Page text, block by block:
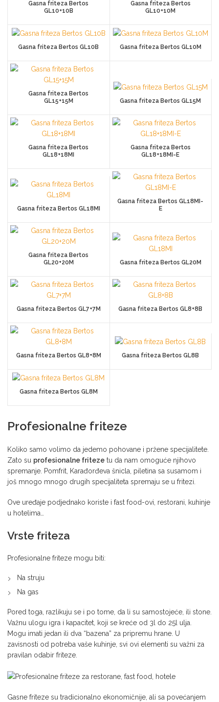
Gasna friteza Bertos
GL10+10B
Gasna friteza Bertos
GL10+10M
Gasna friteza Bertos GL10B Gasna friteza Bertos GL10M
Gasna friteza Bertos
GL15+15M
Gasna friteza Bertos GL15M
Gasna friteza Bertos
GL18+18MI
Gasna friteza Bertos
GL18+18MI-E
Gasna friteza Bertos GL18MI
Gasna friteza Bertos GL18MI-
E
Gasna friteza Bertos
GL20+20M
Gasna friteza Bertos GL20M
Gasna friteza Bertos GL7+7M Gasna friteza Bertos GL8+8B
Gasna friteza Bertos GL8+8M Gasna friteza Bertos GL8B
Gasna friteza Bertos GL8M
Profesionalne friteze
Koliko samo volimo da jedemo pohovane i pržene specijalitete.
Zato su profesionalne friteze tu da nam omoguće njihovo
spremanje. Pomfrit, Karađorđeva šnicla, piletina sa susamom i
još mnogo mnogo drugih specijaliteta spremaju se u fritezi.
Ove uređaje podjednako koriste i fast food-ovi, restorani, kuhinje
u hotelima…
Vrste friteza
Profesionalne friteze mogu biti:
Na struju
Na gas
Pored toga, razlikuju se i po tome, da li su samostojeće, ili stone.
Važnu ulogu igra i kapacitet, koji se kreće od 3l do 25l ulja.
Mogu imati jedan ili dva “bazena” za pripremu hrane. U
zavisnosti od potreba vaše kuhinje, svi ovi elementi su važni za
pravilan odabir friteze.
Gasne friteze su tradicionalno ekonomičnije, ali sa povećanjem